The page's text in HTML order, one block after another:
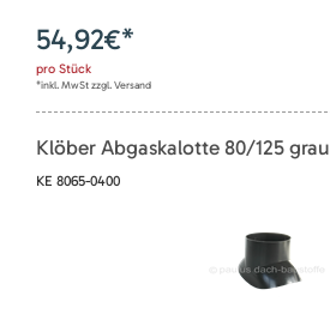
54,92€*
pro Stück
*inkl. MwSt zzgl. Versand
Klöber Abgaskalotte 80/125 grau
KE 8065-0400